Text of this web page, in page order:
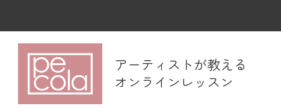
アーティストが教える
オンラインレッスン